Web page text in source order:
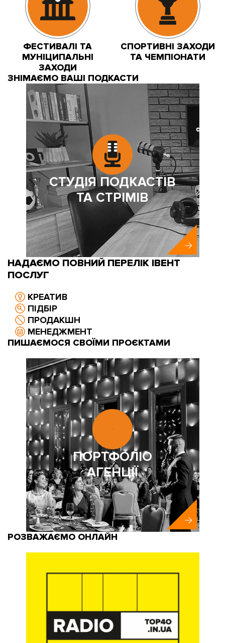
ФЕСТИВАЛІ ТА
МУНІЦИПАЛЬНІ
ЗАХОДИ
СПОРТИВНІ ЗАХОДИ
ТА ЧЕМПІОНАТИ
ЗНІМАЄМО ВАШІ ПОДКАСТИ
СТУДІЯ ПОДКАСТІВ
ТА СТРІМІВ
НАДАЄМО ПОВНИЙ ПЕРЕЛІК ІВЕНТ
ПОСЛУГ
КРЕАТИВ
ПІДБІР
ПРОДАКШН
МЕНЕДЖМЕНТ
ПИШАЄМОСЯ СВОЇМИ ПРОЄКТАМИ
ПОРТФОЛІО
АГЕНЦІЇ
РОЗВАЖАЄМО ОНЛАЙН